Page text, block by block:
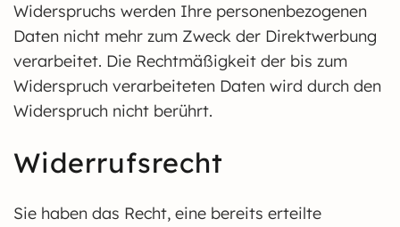
Widerspruchs werden Ihre personenbezogenen
Daten nicht mehr zum Zweck der Direktwerbung
verarbeitet. Die Rechtmäßigkeit der bis zum
Widerspruch verarbeiteten Daten wird durch den
Widerspruch nicht berührt.
Widerrufsrecht
Sie haben das Recht, eine bereits erteilte